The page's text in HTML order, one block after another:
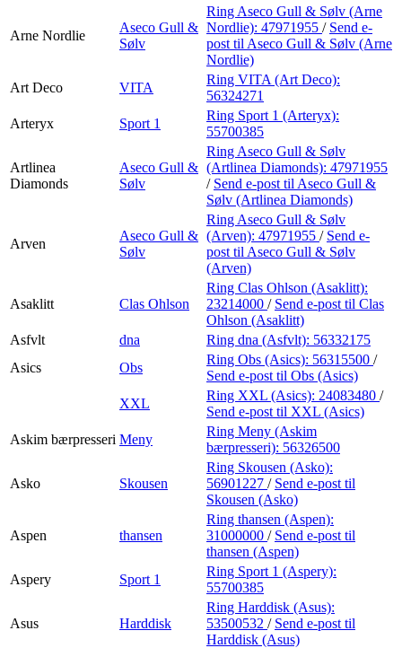
Arne Nordlie
Aseco Gull &
Sølv
Ring Aseco Gull & Sølv (Arne
Nordlie): 47971955 / Send e-
post til Aseco Gull & Sølv (Arne
Nordlie)
Art Deco
VITA
Ring VITA (Art Deco):
56324271
Arteryx
Sport 1
Ring Sport 1 (Arteryx):
55700385
Artlinea
Diamonds
Aseco Gull &
Sølv
Ring Aseco Gull & Sølv
(Artlinea Diamonds): 47971955
/ Send e-post til Aseco Gull &
Sølv (Artlinea Diamonds)
Arven
Aseco Gull &
Sølv
Ring Aseco Gull & Sølv
(Arven): 47971955 / Send e-
post til Aseco Gull & Sølv
(Arven)
Asaklitt Clas Ohlson
Ring Clas Ohlson (Asaklitt):
23214000 / Send e-post til Clas
Ohlson (Asaklitt)
Asfvlt
dna Ring dna (Asfvlt): 56332175
Asics
Obs
Ring Obs (Asics): 56315500 /
Send e-post til Obs (Asics)
XXL
Ring XXL (Asics): 24083480 /
Send e-post til XXL (Asics)
Askim bærpresseri Meny
Ring Meny (Askim
bærpresseri): 56326500
Asko Skousen
Ring Skousen (Asko):
56901227 / Send e-post til
Skousen (Asko)
Aspen thansen
Ring thansen (Aspen):
31000000 / Send e-post til
thansen (Aspen)
Aspery
Sport 1
Ring Sport 1 (Aspery):
55700385
Asus Harddisk
Ring Harddisk (Asus):
53500532 / Send e-post til
Harddisk (Asus)